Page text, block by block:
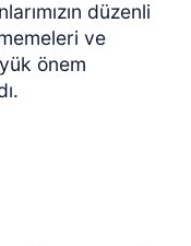
düzenli
ve
önem